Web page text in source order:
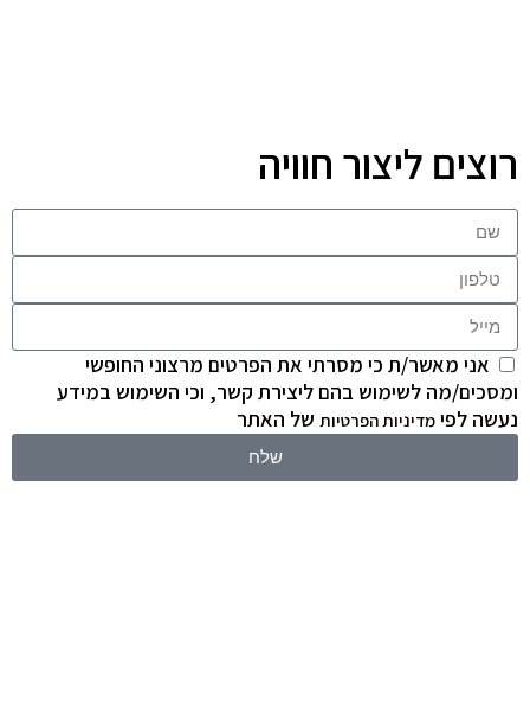
רוצים ליצור חוויה
אני מאשר/ת כי מסרתי את הפרטים מרצוני החופשי
ומסכים/מה לשימוש בהם ליצירת קשר, וכי השימוש במידע
נעשה לפי מדיניות הפרטיות של האתר
שלח